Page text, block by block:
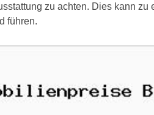
zu achten. Dies kann
führen.